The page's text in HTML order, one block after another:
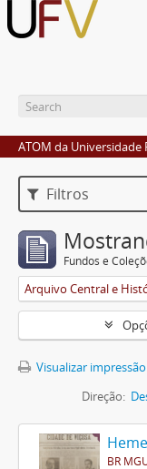
ATOM da Universidade
Filtros
Fundos e
Arquivo Central e
Visualizar impressão
Direção:
BR